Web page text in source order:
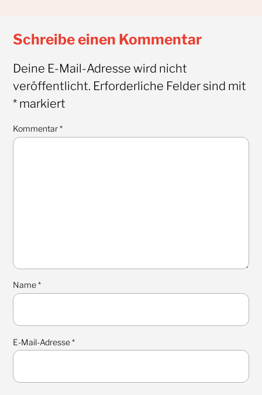
Schreibe einen Kommentar
Deine E-Mail-Adresse wird nicht
veröffentlicht. Erforderliche Felder sind mit
*markiert
Kommentar*
Name*
E-Mail-Adresse*